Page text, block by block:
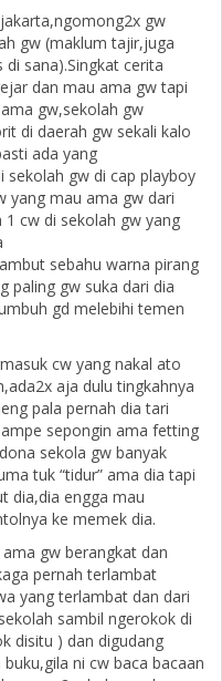
gw
gw (maklum tajir,juga
sana).Singkat cerita
dan mau ama gw tapi
gw,sekolah gw
di daerah gw sekali kalo
ada yang
gw di cap playboy
yang mau ama gw dari
1 cw di sekolah gw yang
sebahu warna pirang
paling gw suka dari dia
gd melebihi temen
cw yang nakal ato
aja dulu tingkahnya
pala pernah dia tari
sepongin ama fetting
sekola gw banyak
tuk “tidur” ama dia tapi
dia,dia engga mau
ke memek dia.
gw berangkat dan
pernah terlambat
yang terlambat dan dari
sambil ngerokok di
disitu ) dan digudang
ni cw baca bacaan